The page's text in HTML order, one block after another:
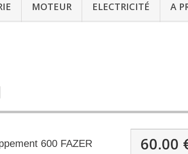
MOTEUR ELECTRICITÉ A
600 FAZER 60.00